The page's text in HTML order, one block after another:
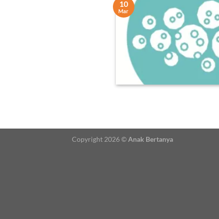
10
Mar
Copyright 2026 ©Anak Bertanya